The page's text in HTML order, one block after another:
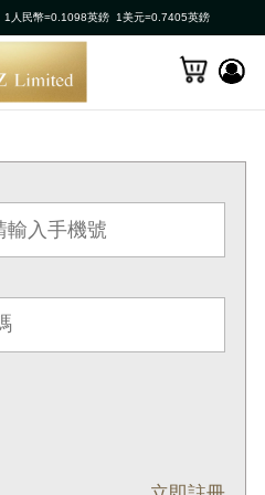
1人民幣=0.1098英鎊 1美元=0.7405英鎊